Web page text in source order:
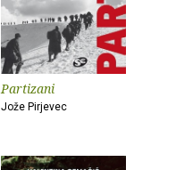
Partizani
Jože Pirjevec